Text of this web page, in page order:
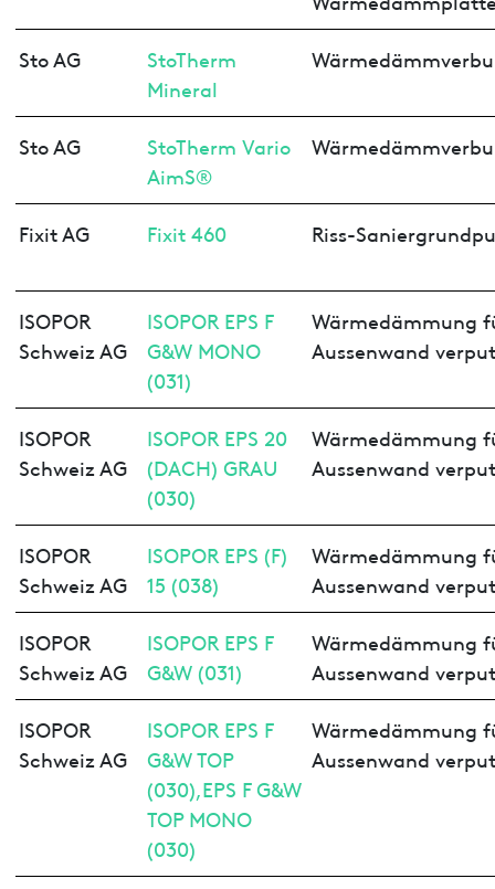
Sto AG
StoTherm
Mineral
Sto AG
StoTherm Vario
AimS®
Fixit AG Fixit 460 Riss-
ISOPOR
Schweiz AG
ISOPOR EPS F
G&W MONO
(031)
Wärmedämmung
Aussenwand
ISOPOR
Schweiz AG
ISOPOR EPS 20
(DACH) GRAU
(030)
Wärmedämmung
Aussenwand
ISOPOR
Schweiz AG
ISOPOR EPS (F)
15 (038)
Wärmedämmung
Aussenwand
ISOPOR
Schweiz AG
ISOPOR EPS F
G&W (031)
Wärmedämmung
Aussenwand
ISOPOR
Schweiz AG
ISOPOR EPS F
G&W TOP
(030),EPS F G&W
TOP MONO
(030)
Wärmedämmung
Aussenwand